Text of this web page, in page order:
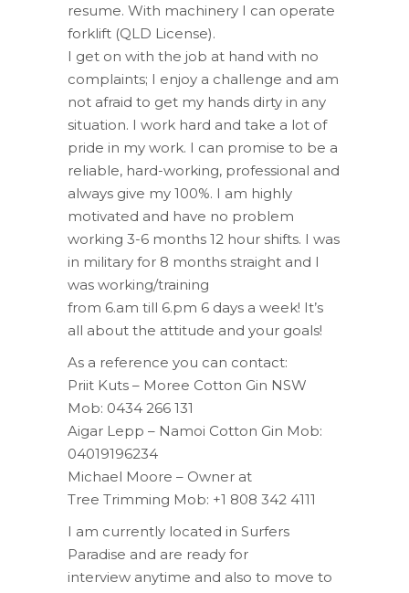
resume. With machinery I can operate
forklift (QLD License).
I get on with the job at hand with no
complaints; I enjoy a challenge and am
not afraid to get my hands dirty in any
situation. I work hard and take a lot of
pride in my work. I can promise to be a
reliable, hard-working, professional and
always give my 100%. I am highly
motivated and have no problem
working 3-6 months 12 hour shifts. I was
in military for 8 months straight and I
was working/training
from 6.am till 6.pm 6 days a week! It’s
all about the attitude and your goals!
As a reference you can contact:
Priit Kuts – Moree Cotton Gin NSW
Mob: 0434 266 131
Aigar Lepp – Namoi Cotton Gin Mob:
04019196234
Michael Moore – Owner at
Tree Trimming Mob: +1 808 342 4111
I am currently located in Surfers
Paradise and are ready for
interview anytime and also to move to